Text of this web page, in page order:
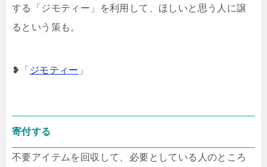
する「ジモティー」を利用して、ほしいと思う人に譲
るという策も。
❥「 ジモティー 」
寄付する
不要アイテムを回収して、必要としている人のところ